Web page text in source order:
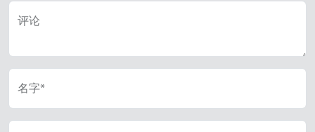
评论
名字*